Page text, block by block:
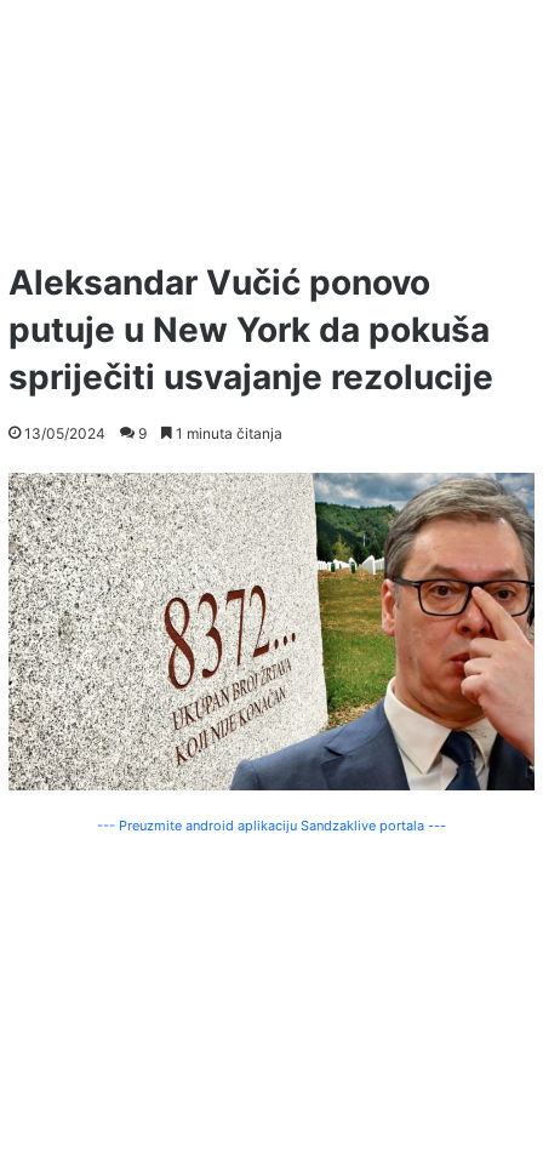
Aleksandar Vučić ponovo
putuje u New York da pokuša
spriječiti usvajanje rezolucije
13/05/2024 9 1 minuta čitanja
--- Preuzmite android aplikaciju Sandzaklive portala ---